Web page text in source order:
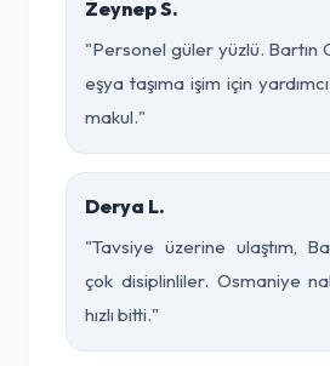
Zeynep S.
"Personel güler yüzlü. Bartın
eşya taşıma işim için
makul."
Derya L.
"Tavsiye üzerine ulaştım,
çok disiplinliler. Osmaniye
hızlı bitti."